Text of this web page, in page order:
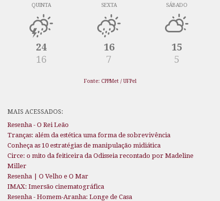
QUINTA
24
16
SEXTA
16
7
SÁBADO
15
5
Fonte: CPPMet / UFPel
MAIS ACESSADOS:
Resenha - O Rei Leão
Tranças: além da estética uma forma de sobrevivência
Conheça as 10 estratégias de manipulação midiática
Circe: o mito da feiticeira da Odisseia recontado por Madeline
Miller
Resenha | O Velho e O Mar
IMAX: Imersão cinematográfica
Resenha - Homem-Aranha: Longe de Casa